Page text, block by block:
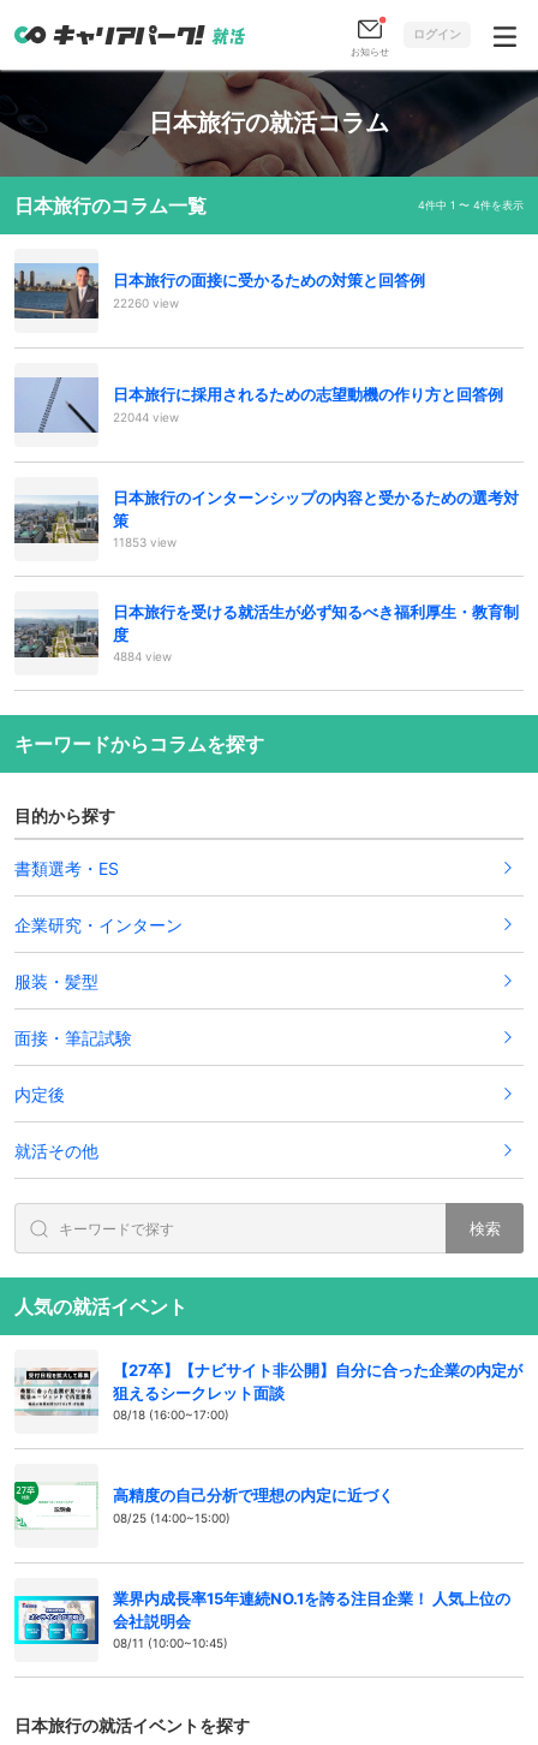
お知らせ
ログイン
日本旅行の就活コラム
日本旅行のコラム一覧 4件中 1 〜 4件を表示
日本旅行の面接に受かるための対策と回答例
22260 view
日本旅行に採用されるための志望動機の作り方と回答例
22044 view
日本旅行のインターンシップの内容と受かるための選考対
策
11853 view
日本旅行を受ける就活生が必ず知るべき福利厚生・教育制
度
4884 view
キーワードからコラムを探す
目的から探す
書類選考・ES
企業研究・インターン
服装・髪型
面接・筆記試験
内定後
就活その他
検索
人気の就活イベント
【27卒】【ナビサイト非公開】自分に合った企業の内定が
狙えるシークレット面談
08/18 (16:00~17:00)
高精度の自己分析で理想の内定に近づく
08/25 (14:00~15:00)
業界内成長率15年連続NO.1を誇る注目企業！ 人気上位の
会社説明会
08/11 (10:00~10:45)
日本旅行の就活イベントを探す